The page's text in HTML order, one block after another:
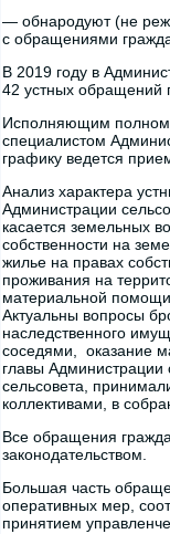
— обнародуют (не
с обращениями
В 2019 году в
42 устных обращений
Исполняющим
специалистом
графику ведется
Анализ характера
Администрации
касается земельных
собственности на
жилье на правах
проживания на
материальной
Актуальны вопросы
наследственного
соседями, оказание
главы Администрации
сельсовета,
коллективами, в
Все обращения
законодательством.
Большая часть
оперативных мер,
принятием